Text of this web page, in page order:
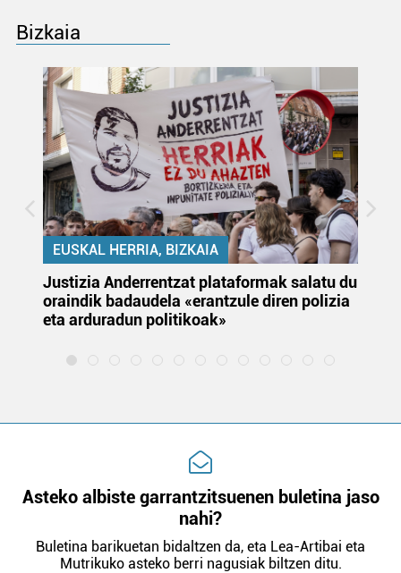
Bizkaia
EUSKAL HERRIA, BIZKAIA
Justizia Anderrentzat plataformak salatu du
oraindik badaudela «erantzule diren polizia
eta arduradun politikoak»
Asteko albiste garrantzitsuenen buletina jaso
nahi?
Buletina barikuetan bidaltzen da, eta Lea-Artibai eta
Mutrikuko asteko berri nagusiak biltzen ditu.